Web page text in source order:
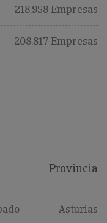
218,958 Empresas
208,817 Empresas
Provincia
Asturias